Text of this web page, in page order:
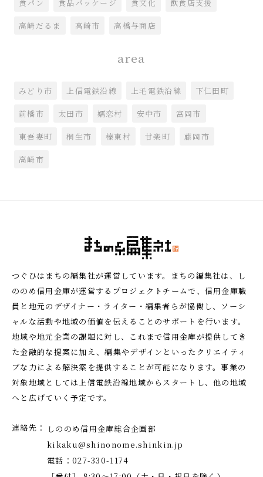
食パン 食品パッケージ 食文化 飲食店支援
高崎だるま 高崎市 高橋与商店
area
みどり市 上信電鉄沿線 上毛電鉄沿線 下仁田町
前橋市 太田市 嬬恋村 安中市 富岡市
東吾妻町 桐生市 榛東村 甘楽町 藤岡市
高崎市
つぐひはまちの編集社が運営しています。まちの編集社は、し
ののめ信用金庫が運営するプロジェクトチームで、信用金庫職
員と地元のデザイナー・ライター・編集者らが協働し、ソーシ
ャルな活動や地域の価値を伝えることのサポートを行います。
地域や地元企業の課題に対し、これまで信用金庫が提供してき
た金融的な提案に加え、編集やデザインといったクリエイティ
ブな力による解決案を提供することが可能になります。事業の
対象地域としては上信電鉄沿線地域からスタートし、他の地域
へと広げていく予定です。
連絡先
しののめ信用金庫総合企画部
kikaku@shinonome.shinkin.jp
電話：027-330-1174